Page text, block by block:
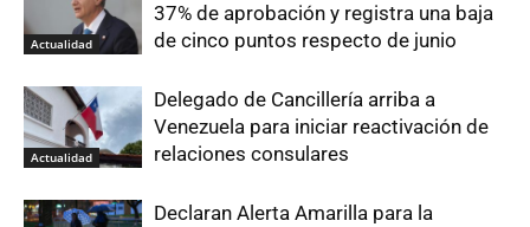
Actualidad
37% de aprobación y registra una baja
de cinco puntos respecto de junio
Actualidad
Delegado de Cancillería arriba a
Venezuela para iniciar reactivación de
relaciones consulares
Declaran Alerta Amarilla para la